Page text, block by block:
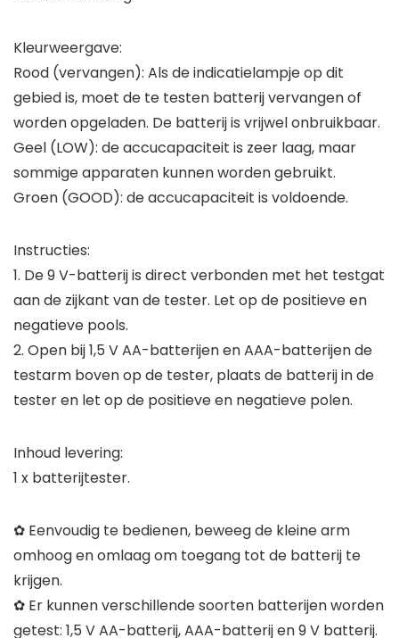
Kleurweergave:
Rood (vervangen): Als de indicatielampje op dit
gebied is, moet de te testen batterij vervangen of
worden opgeladen. De batterij is vrijwel onbruikbaar.
Geel (LOW): de accucapaciteit is zeer laag, maar
sommige apparaten kunnen worden gebruikt.
Groen (GOOD): de accucapaciteit is voldoende.
Instructies:
1. De 9 V-batterij is direct verbonden met het testgat
aan de zijkant van de tester. Let op de positieve en
negatieve pools.
2. Open bij 1,5 V AA-batterijen en AAA-batterijen de
testarm boven op de tester, plaats de batterij in de
tester en let op de positieve en negatieve polen.
Inhoud levering:
1 x batterijtester.
✿ Eenvoudig te bedienen, beweeg de kleine arm
omhoog en omlaag om toegang tot de batterij te
krijgen.
✿ Er kunnen verschillende soorten batterijen worden
getest: 1,5 V AA-batterij, AAA-batterij en 9 V batterij.